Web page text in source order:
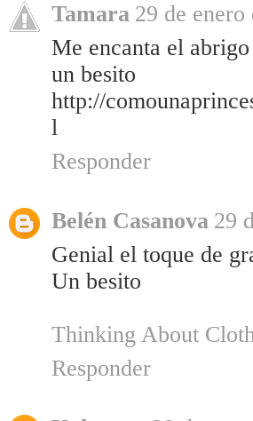
Tamara 29 de
Me encanta el
un besito
http://
l
Responder
Belén Casanova 29
Genial el toque de
Un besito
Thinking About
Responder